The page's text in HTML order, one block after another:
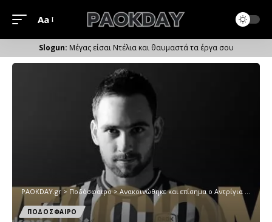
Μέγεθος
Γραμματοσειράς
Aa
Μέγας είσαι Ντέλια και θαυμαστά τα έργα σου
PAOKDAY.gr> Ποδόσφαιρο>Ανακοινώθηκε και επίσημα ο Αντρίγια Ζίβκοβιτς
ΠΟΔΟΣΦΑΙΡΟ